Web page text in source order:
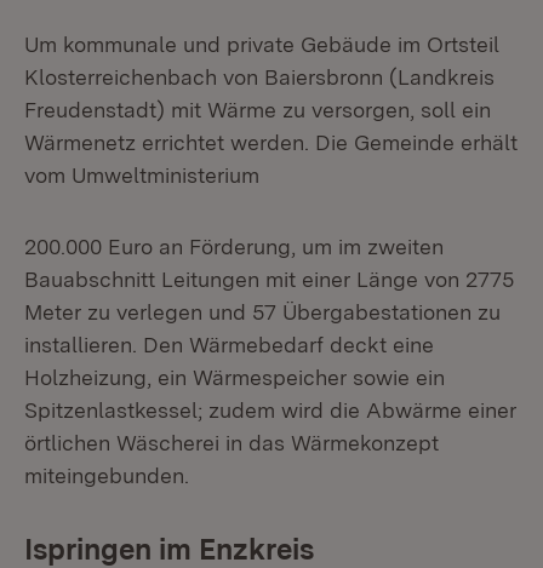
Um kommunale und private Gebäude im Ortsteil
Klosterreichenbach von Baiersbronn (Landkreis
Freudenstadt) mit Wärme zu versorgen, soll ein
Wärmenetz errichtet werden. Die Gemeinde erhält
vom Umweltministerium
200.000 Euro an Förderung, um im zweiten
Bauabschnitt Leitungen mit einer Länge von 2775
Meter zu verlegen und 57 Übergabestationen zu
installieren. Den Wärmebedarf deckt eine
Holzheizung, ein Wärmespeicher sowie ein
Spitzenlastkessel; zudem wird die Abwärme einer
örtlichen Wäscherei in das Wärmekonzept
miteingebunden.
Ispringen im Enzkreis